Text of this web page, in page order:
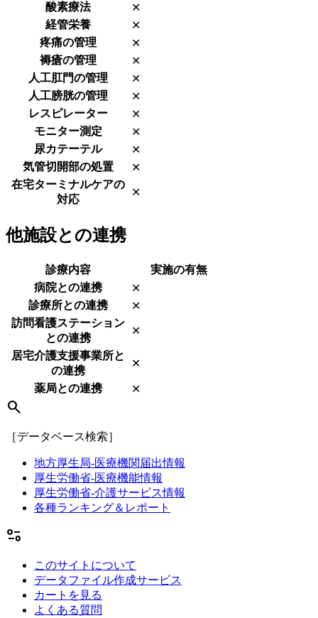
酸素療法
✕
経管栄養
✕
疼痛の管理
✕
褥瘡の管理
✕
人工肛門の管理
✕
人工膀胱の管理
✕
レスピレーター
✕
モニター測定
✕
尿カテーテル
✕
気管切開部の処置
✕
在宅ターミナルケアの
対応
✕
他施設との連携
診療内容
実施の有無
病院との連携
✕
診療所との連携
✕
訪問看護ステーション
との連携
✕
居宅介護支援事業所と
の連携
✕
薬局との連携 ✕
search
［データベース検索］
地方厚生局-医療機関届出情報
厚生労働省-医療機能情報
厚生労働省-介護サービス情報
各種ランキング＆レポート
page_info
このサイトについて
データファイル作成サービス
カートを見る
よくある質問